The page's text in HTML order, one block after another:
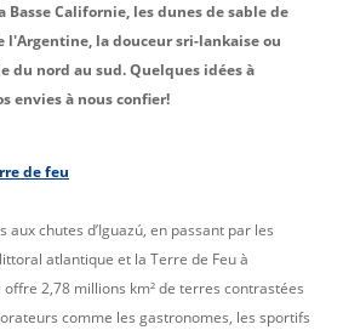
Basse Californie, les dunes de sable de
l'Argentine, la douceur sri-lankaise ou
du nord au sud. Quelques idées à
envies à nous confier!
de feu
aux chutes d’Iguazú, en passant par les
atlantique et la Terre de Feu à
offre 2,78 millions km² de terres contrastées
comme les gastronomes, les sportifs